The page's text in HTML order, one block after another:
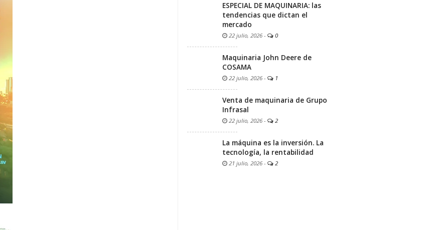
ESPECIAL DE MAQUINARIA: las
tendencias que dictan el
mercado
22 julio, 2026 - 0
Maquinaria John Deere de
COSAMA
22 julio, 2026 - 1
Venta de maquinaria de Grupo
Infrasal
22 julio, 2026 - 2
La máquina es la inversión. La
tecnología, la rentabilidad
21 julio, 2026 - 2